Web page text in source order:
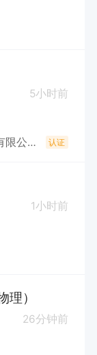
5小时前
学霸教育（永城市轩启学霸教育科技有限公司） 认证
1小时前
）
26分钟前